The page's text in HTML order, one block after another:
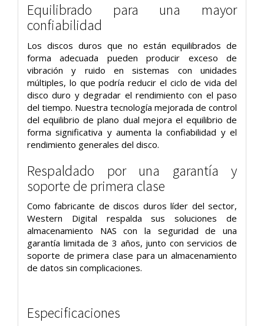
Equilibrado para una mayor
confiabilidad
Los discos duros que no están equilibrados de
forma adecuada pueden producir exceso de
vibración y ruido en sistemas con unidades
múltiples, lo que podría reducir el ciclo de vida del
disco duro y degradar el rendimiento con el paso
del tiempo. Nuestra tecnología mejorada de control
del equilibrio de plano dual mejora el equilibrio de
forma significativa y aumenta la confiabilidad y el
rendimiento generales del disco.
Respaldado por una garantía y
soporte de primera clase
Como fabricante de discos duros líder del sector,
Western Digital respalda sus soluciones de
almacenamiento NAS con la seguridad de una
garantía limitada de 3 años, junto con servicios de
soporte de primera clase para un almacenamiento
de datos sin complicaciones.
Especificaciones